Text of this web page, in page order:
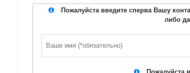
Пожалуйста введите сперва Вашу
либо